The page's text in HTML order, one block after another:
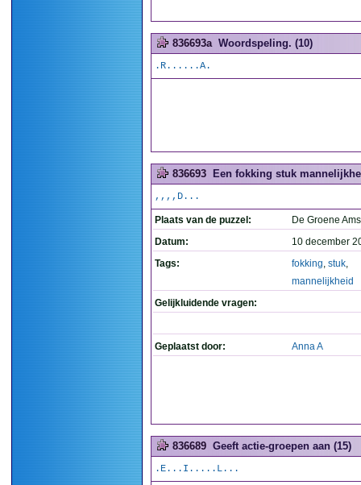
836693a Woordspeling. (10)
.R......A.
836693 Een fokking stuk
,,,,D...
Plaats van de puzzel:
De Groene
Datum:
10 december
Tags:
fokking, stuk,
mannelijkheid
Gelijkluidende vragen:
Geplaatst door: Anna A
836689 Geeft actie-groepen aan (15)
.E...I.....L...